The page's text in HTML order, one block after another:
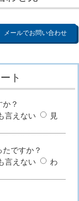
ト
？
言えない
見
ですか？
言えない
わ